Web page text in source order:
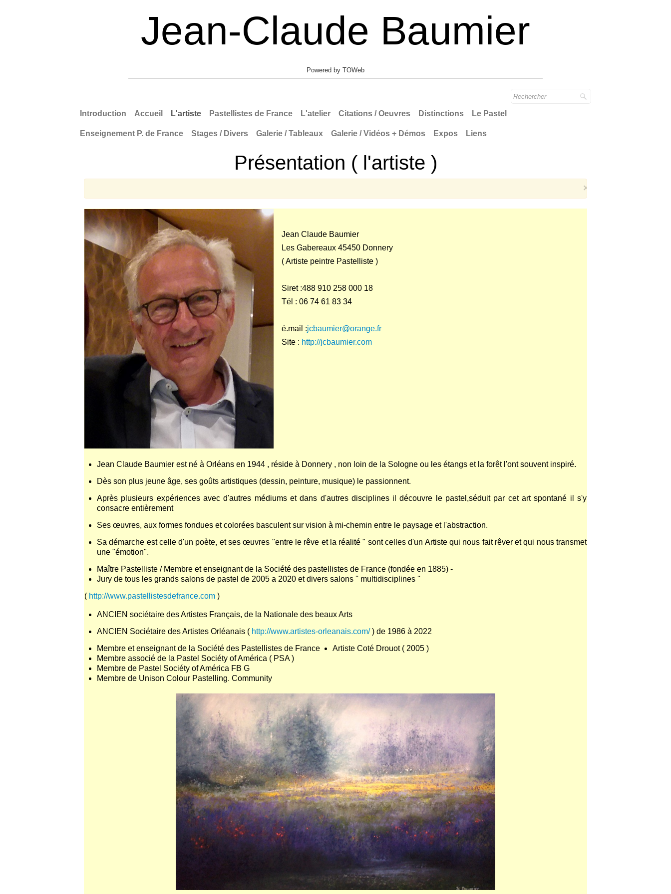
Jean-Claude Baumier
Powered by TOWeb
Introduction Accueil L'artiste Pastellistes de France L'atelier Citations / Oeuvres Distinctions Le Pastel
Enseignement P. de France Stages / Divers Galerie / Tableaux Galerie / Vidéos + Démos Expos Liens
Présentation ( l'artiste )
×
Jean Claude Baumier
Les Gabereaux 45450 Donnery
( Artiste peintre Pastelliste )
Siret :488 910 258 000 18
Tél : 06 74 61 83 34
é.mail :jcbaumier@orange.fr
Site : http://jcbaumier.com
Jean Claude Baumier est né à Orléans en 1944 , réside à Donnery , non loin de la Sologne ou les étangs et la forêt l'ont souvent inspiré.
Dès son plus jeune âge, ses goûts artistiques (dessin, peinture, musique) le passionnent.
Après plusieurs expériences avec d'autres médiums et dans d'autres disciplines il découvre le pastel,séduit par cet art spontané il s'y
consacre entièrement
Ses œuvres, aux formes fondues et colorées basculent sur vision à mi-chemin entre le paysage et l'abstraction.
Sa démarche est celle d'un poète, et ses œuvres "entre le rêve et la réalité " sont celles d'un Artiste qui nous fait rêver et qui nous transmet
une "émotion".
Maître Pastelliste / Membre et enseignant de la Société des pastellistes de France (fondée en 1885) -
Jury de tous les grands salons de pastel de 2005 a 2020 et divers salons '' multidisciplines ''
( http://www.pastellistesdefrance.com )
ANCIEN sociétaire des Artistes Français, de la Nationale des beaux Arts
ANCIEN Sociétaire des Artistes Orléanais ( http://www.artistes-orleanais.com/) de 1986 à 2022
Membre et enseignant de la Société des Pastellistes de France
Membre associé de la Pastel Sociéty of América ( PSA )
Membre de Pastel Sociéty of América FB G
Membre de Unison Colour Pastelling. Community
Artiste Coté Drouot ( 2005 )